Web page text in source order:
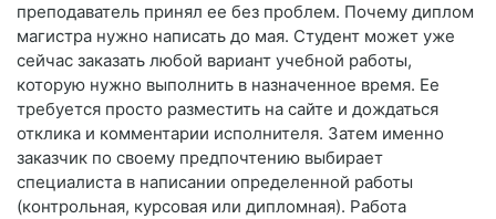
преподаватель принял ее без проблем. Почему диплом
магистра нужно написать до мая. Студент может уже
сейчас заказать любой вариант учебной работы,
которую нужно выполнить в назначенное время. Ее
требуется просто разместить на сайте и дождаться
отклика и комментарии исполнителя. Затем именно
заказчик по своему предпочтению выбирает
специалиста в написании определенной работы
(контрольная, курсовая или дипломная). Работа